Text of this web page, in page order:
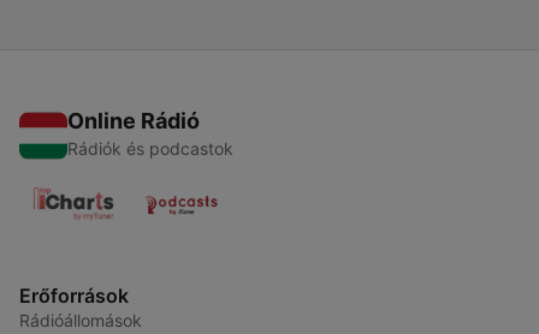
Online Rádió
Rádiók és podcastok
Erőforrások
Rádióállomások